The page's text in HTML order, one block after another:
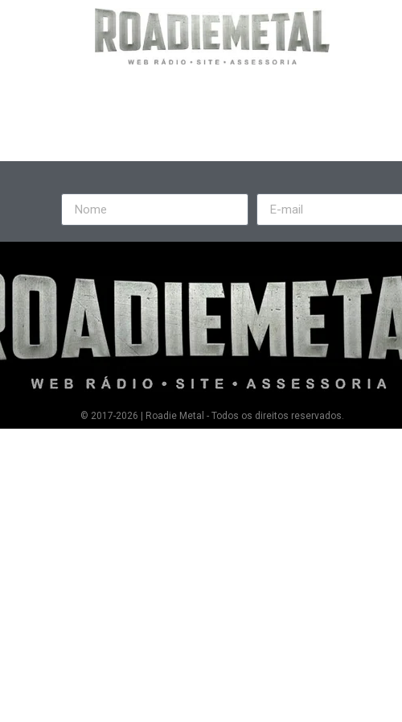
© 2017-2026 | Roadie Metal - Todos os direitos reservados.